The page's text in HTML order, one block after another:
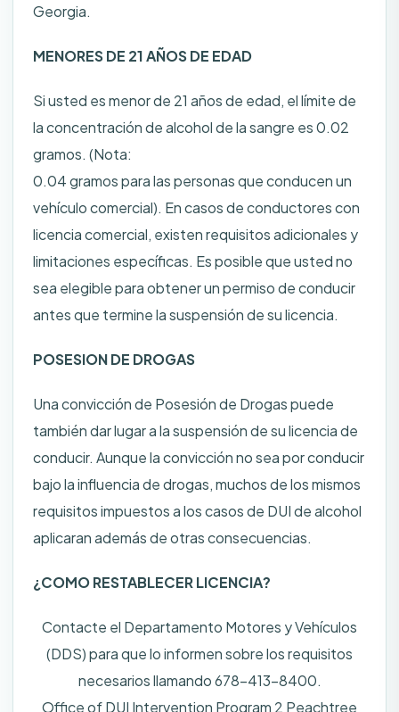
Georgia.
MENORES DE 21 AÑOS DE EDAD
Si usted es menor de 21 años de edad, el límite de
la concentración de alcohol de la sangre es 0.02
gramos. (Nota:
0.04 gramos para las personas que conducen un
vehículo comercial). En casos de conductores con
licencia comercial, existen requisitos adicionales y
limitaciones específicas. Es posible que usted no
sea elegible para obtener un permiso de conducir
antes que termine la suspensión de su licencia.
POSESION DE DROGAS
Una convicción de Posesión de Drogas puede
también dar lugar a la suspensión de su licencia de
conducir. Aunque la convicción no sea por conducir
bajo la influencia de drogas, muchos de los mismos
requisitos impuestos a los casos de DUI de alcohol
aplicaran además de otras consecuencias.
¿COMO RESTABLECER LICENCIA?
Contacte el Departamento Motores y Vehículos
(DDS) para que lo informen sobre los requisitos
necesarios llamando 678-413-8400.
Office of DUI Intervention Program 2 Peachtree